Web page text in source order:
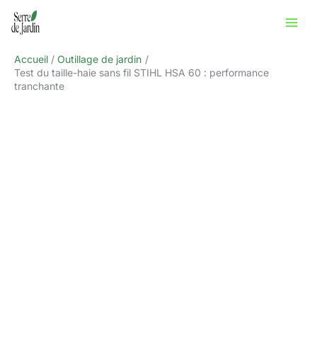
Accueil
Outillage de jardin
Test du taille-haie sans fil STIHL HSA 60 : performance
tranchante
Rechercher